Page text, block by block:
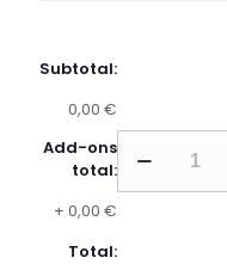
Subtotal:
0,00 €
Add-ons
total:
+ 0,00 €
Total: